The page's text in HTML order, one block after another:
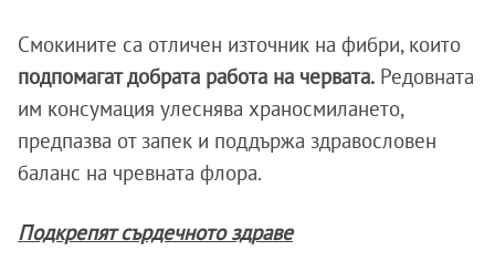
Смокините са отличен източник на фибри, които
подпомагат добрата работа на червата. Редовната
им консумация улеснява храносмилането,
предпазва от запек и поддържа здравословен
баланс на чревната флора.
Подкрепят сърдечното здраве